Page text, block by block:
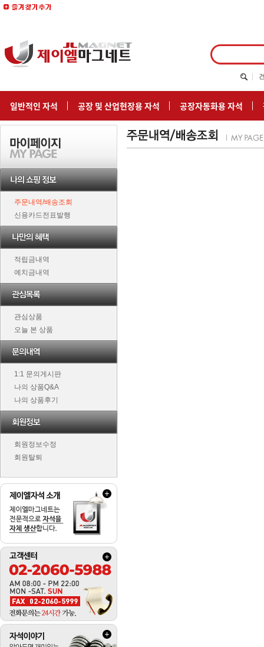
일반적인 자석 공장 및 산업현장용 자석 공장자동화용 자석
주문내역/배송조회
신용카드전표발행
적립금내역
예치금내역
관심상품
오늘 본 상품
1:1 문의게시판
나의 상품Q&A
나의 상품후기
회원정보수정
회원탈퇴